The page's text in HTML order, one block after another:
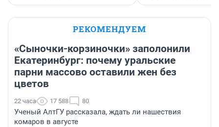
РЕКОМЕНДУЕМ
«Сыночки-корзиночки» заполонили
Екатеринбург: почему уральские
парни массово оставили жен без
цветов
22 часа 17 588 80
Ученый АлтГУ рассказала, ждать ли нашествия
комаров в августе